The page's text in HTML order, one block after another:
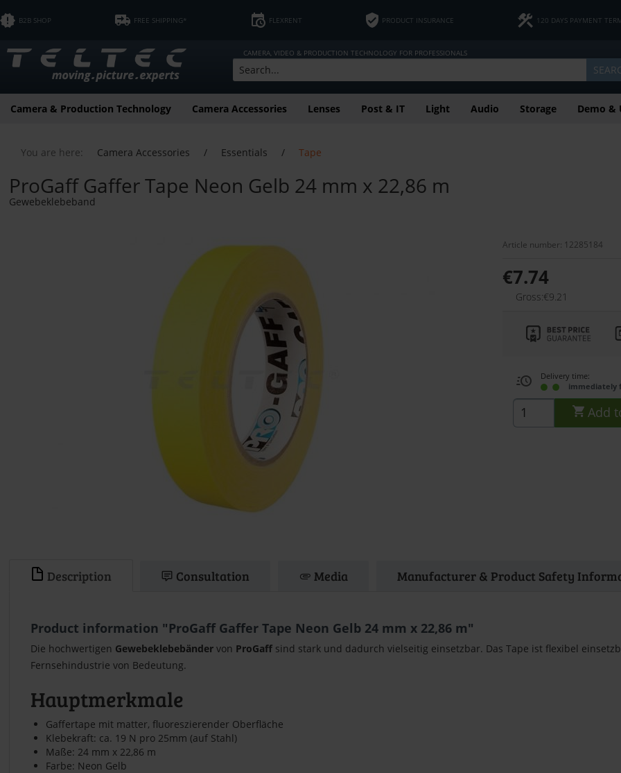
B2B SHOP FREE SHIPPING* FLEXRENT PRODUCT INSURANCE 120 DAYS PAYMENT
CAMERA, VIDEO & PRODUCTION TECHNOLOGY FOR PROFESSIONALS
Camera & Production Technology Camera Accessories Lenses Post & IT Light Audio Storage Demo &
You are here: Camera Accessories / Essentials / Tape
ProGaff Gaffer Tape Neon Gelb 24 mm x 22,86 m
Gewebeklebeband
Article number: 12285184
€7.74
Gross:€9.21
Delivery time:
immediately
Add
Description Consultation Media Manufacturer & Product Safety
Product information "ProGaff Gaffer Tape Neon Gelb 24 mm x 22,86 m"
Die hochwertigen Gewebeklebebänder von ProGaff sind stark und dadurch vielseitig einsetzbar. Das Tape ist flexibel
Fernsehindustrie von Bedeutung.
Hauptmerkmale
Gaffertape mit matter, fluoreszierender Oberfläche
Klebekraft: ca. 19 N pro 25mm (auf Stahl)
Maße: 24 mm x 22,86 m
Farbe: Neon Gelb